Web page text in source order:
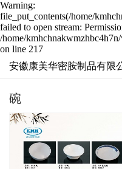
Warning:
file_put_contents(/home/
failed to open stream:
/home/
on line 217
安徽康美华密胺制品有限
碗